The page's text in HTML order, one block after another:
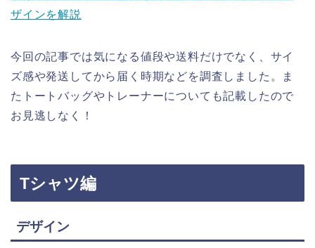
ザインを解説
今回の記事では気になる値段や送料だけでなく、サイ
ズ感や発送してから届く時期などを調査しました。ま
たトートバッグやトレーナーについても記載したので
お見逃しなく！
Tシャツ編
デザイン